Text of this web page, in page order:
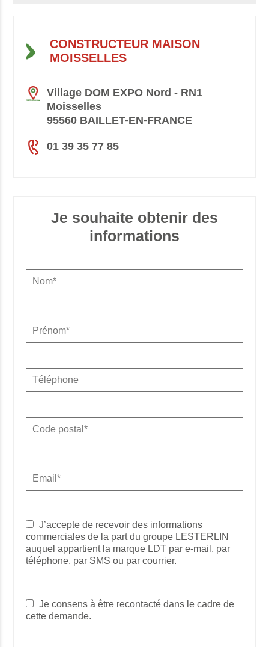
CONSTRUCTEUR MAISON
MOISSELLES
Village DOM EXPO Nord - RN1
Moisselles
95560 BAILLET-EN-FRANCE
01 39 35 77 85
Je souhaite obtenir des
informations
J’accepte de recevoir des informations
commerciales de la part du groupe LESTERLIN
auquel appartient la marque LDT par e-mail, par
téléphone, par SMS ou par courrier.
Je consens à être recontacté dans le cadre de
cette demande.